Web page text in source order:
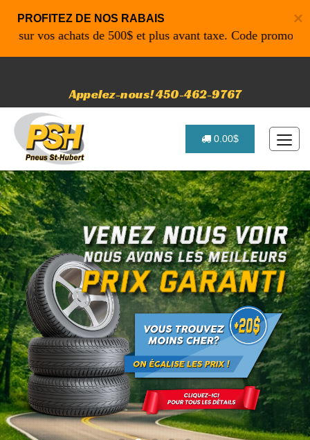
×
PROFITEZ DE NOS RABAIS
achats de 500$ et plus avant taxe. Code promo:
Appelez-nous! 450-462-9767
0.00$